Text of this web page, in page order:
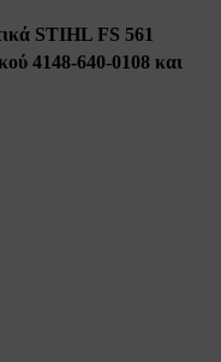
STIHL FS 561
4148-640-0108 και